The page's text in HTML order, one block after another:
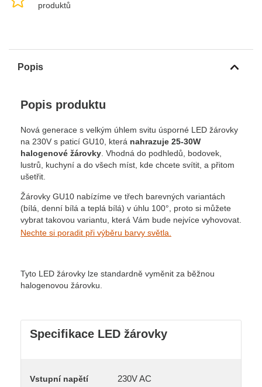
produktů
Popis
Popis produktu
Nová generace s velkým úhlem svitu úsporné LED žárovky
na 230V s paticí GU10, která nahrazuje 25-30W
halogenové žárovky . Vhodná do podhledů, bodovek,
lustrů, kuchyní a do všech míst, kde chcete svítit, a přitom
ušetřit.
Žárovky GU10 nabízíme ve třech barevných variantách
(bílá, denní bílá a teplá bílá) v úhlu 100°, proto si můžete
vybrat takovou variantu, která Vám bude nejvíce vyhovovat.
Nechte si poradit při výběru barvy světla.
Tyto LED žárovky lze standardně vyměnit za běžnou
halogenovou žárovku.
Specifikace LED žárovky
Vstupní napětí 230V AC